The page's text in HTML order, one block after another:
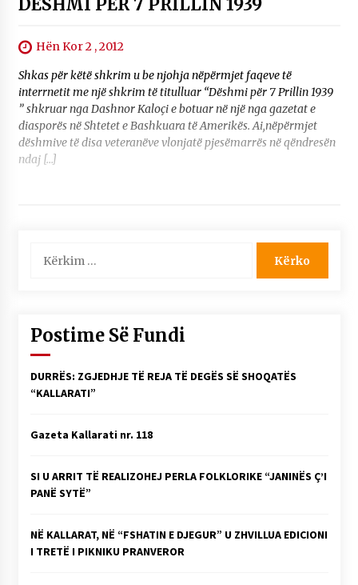
DESHMI PER 7 PRILLIN 1939
Hën Kor 2 , 2012
Shkas për këtë shkrim u be njohja nëpërmjet faqeve të
interrnetit me një shkrim të titulluar “Dëshmi për 7 Prillin 1939
” shkruar nga Dashnor Kaloçi e botuar në një nga gazetat e
diasporës në Shtetet e Bashkuara të Amerikës. Ai,nëpërmjet
dëshmive të disa veteranëve vlonjatë pjesëmarrës në qëndresën
ndaj […]
për:
Postime Së Fundi
DURRËS: ZGJEDHJE TË REJA TË DEGËS SË SHOQATËS
“KALLARATI”
Gazeta Kallarati nr. 118
SI U ARRIT TË REALIZOHEJ PERLA FOLKLORIKE “JANINËS Ç’I
PANË SYTË”
NË KALLARAT, NË “FSHATIN E DJEGUR” U ZHVILLUA EDICIONI
I TRETË I PIKNIKU PRANVEROR